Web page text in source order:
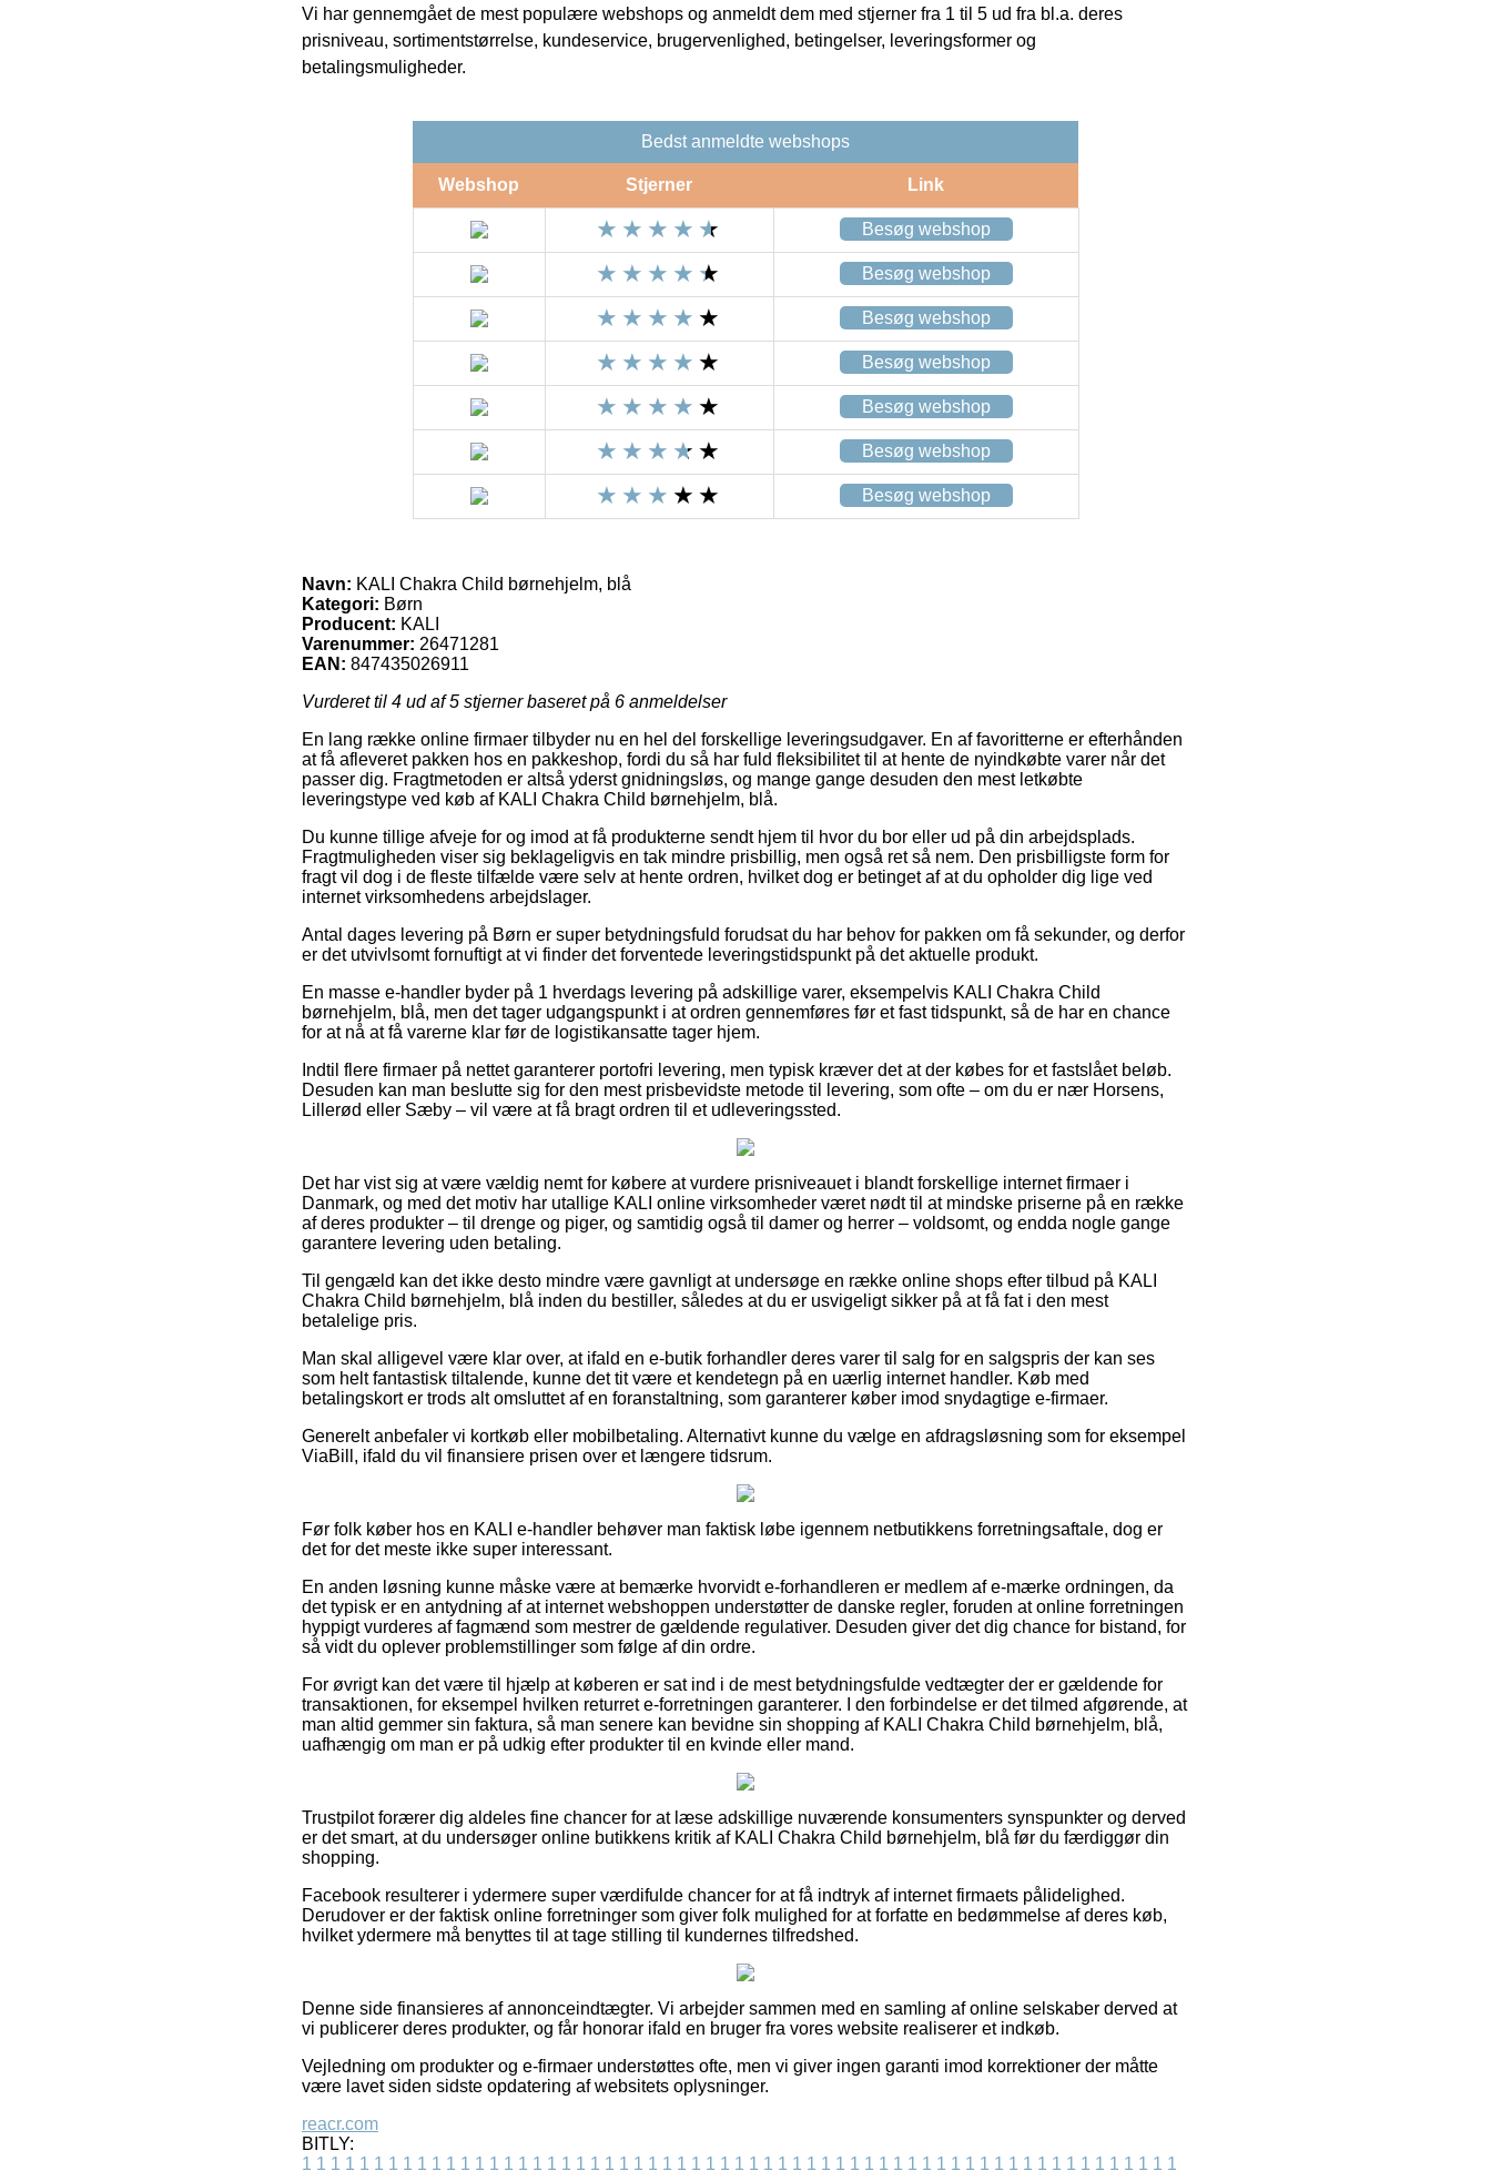
Vi har gennemgået de mest populære webshops og anmeldt dem med stjerner fra 1 til 5 ud fra bl.a. deres
prisniveau, sortimentstørrelse, kundeservice, brugervenlighed, betingelser, leveringsformer og
betalingsmuligheder.
Bedst anmeldte webshops
Webshop Stjerner Link
Besøg webshop
Besøg webshop
Besøg webshop
Besøg webshop
Besøg webshop
Besøg webshop
Besøg webshop
Navn: KALI Chakra Child børnehjelm, blå
Kategori: Børn
Producent: KALI
Varenummer: 26471281
EAN: 847435026911
Vurderet til 4 ud af 5 stjerner baseret på 6 anmeldelser
En lang række online firmaer tilbyder nu en hel del forskellige leveringsudgaver. En af favoritterne er efterhånden
at få afleveret pakken hos en pakkeshop, fordi du så har fuld fleksibilitet til at hente de nyindkøbte varer når det
passer dig. Fragtmetoden er altså yderst gnidningsløs, og mange gange desuden den mest letkøbte
leveringstype ved køb af KALI Chakra Child børnehjelm, blå.
Du kunne tillige afveje for og imod at få produkterne sendt hjem til hvor du bor eller ud på din arbejdsplads.
Fragtmuligheden viser sig beklageligvis en tak mindre prisbillig, men også ret så nem. Den prisbilligste form for
fragt vil dog i de fleste tilfælde være selv at hente ordren, hvilket dog er betinget af at du opholder dig lige ved
internet virksomhedens arbejdslager.
Antal dages levering på Børn er super betydningsfuld forudsat du har behov for pakken om få sekunder, og derfor
er det utvivlsomt fornuftigt at vi finder det forventede leveringstidspunkt på det aktuelle produkt.
En masse e-handler byder på 1 hverdags levering på adskillige varer, eksempelvis KALI Chakra Child
børnehjelm, blå, men det tager udgangspunkt i at ordren gennemføres før et fast tidspunkt, så de har en chance
for at nå at få varerne klar før de logistikansatte tager hjem.
Indtil flere firmaer på nettet garanterer portofri levering, men typisk kræver det at der købes for et fastslået beløb.
Desuden kan man beslutte sig for den mest prisbevidste metode til levering, som ofte – om du er nær Horsens,
Lillerød eller Sæby – vil være at få bragt ordren til et udleveringssted.
Det har vist sig at være vældig nemt for købere at vurdere prisniveauet i blandt forskellige internet firmaer i
Danmark, og med det motiv har utallige KALI online virksomheder været nødt til at mindske priserne på en række
af deres produkter – til drenge og piger, og samtidig også til damer og herrer – voldsomt, og endda nogle gange
garantere levering uden betaling.
Til gengæld kan det ikke desto mindre være gavnligt at undersøge en række online shops efter tilbud på KALI
Chakra Child børnehjelm, blå inden du bestiller, således at du er usvigeligt sikker på at få fat i den mest
betalelige pris.
Man skal alligevel være klar over, at ifald en e-butik forhandler deres varer til salg for en salgspris der kan ses
som helt fantastisk tiltalende, kunne det tit være et kendetegn på en uærlig internet handler. Køb med
betalingskort er trods alt omsluttet af en foranstaltning, som garanterer køber imod snydagtige e-firmaer.
Generelt anbefaler vi kortkøb eller mobilbetaling. Alternativt kunne du vælge en afdragsløsning som for eksempel
ViaBill, ifald du vil finansiere prisen over et længere tidsrum.
Før folk køber hos en KALI e-handler behøver man faktisk løbe igennem netbutikkens forretningsaftale, dog er
det for det meste ikke super interessant.
En anden løsning kunne måske være at bemærke hvorvidt e-forhandleren er medlem af e-mærke ordningen, da
det typisk er en antydning af at internet webshoppen understøtter de danske regler, foruden at online forretningen
hyppigt vurderes af fagmænd som mestrer de gældende regulativer. Desuden giver det dig chance for bistand, for
så vidt du oplever problemstillinger som følge af din ordre.
For øvrigt kan det være til hjælp at køberen er sat ind i de mest betydningsfulde vedtægter der er gældende for
transaktionen, for eksempel hvilken returret e-forretningen garanterer. I den forbindelse er det tilmed afgørende, at
man altid gemmer sin faktura, så man senere kan bevidne sin shopping af KALI Chakra Child børnehjelm, blå,
uafhængig om man er på udkig efter produkter til en kvinde eller mand.
Trustpilot forærer dig aldeles fine chancer for at læse adskillige nuværende konsumenters synspunkter og derved
er det smart, at du undersøger online butikkens kritik af KALI Chakra Child børnehjelm, blå før du færdiggør din
shopping.
Facebook resulterer i ydermere super værdifulde chancer for at få indtryk af internet firmaets pålidelighed.
Derudover er der faktisk online forretninger som giver folk mulighed for at forfatte en bedømmelse af deres køb,
hvilket ydermere må benyttes til at tage stilling til kundernes tilfredshed.
Denne side finansieres af annonceindtægter. Vi arbejder sammen med en samling af online selskaber derved at
vi publicerer deres produkter, og får honorar ifald en bruger fra vores website realiserer et indkøb.
Vejledning om produkter og e-firmaer understøttes ofte, men vi giver ingen garanti imod korrektioner der måtte
være lavet siden sidste opdatering af websitets oplysninger.
reacr.com
BITLY:
1 1 1 1 1 1 1 1 1 1 1 1 1 1 1 1 1 1 1 1 1 1 1 1 1 1 1 1 1 1 1 1 1 1 1 1 1 1 1 1 1 1 1 1 1 1 1 1 1 1 1 1 1 1 1 1 1 1 1 1 1